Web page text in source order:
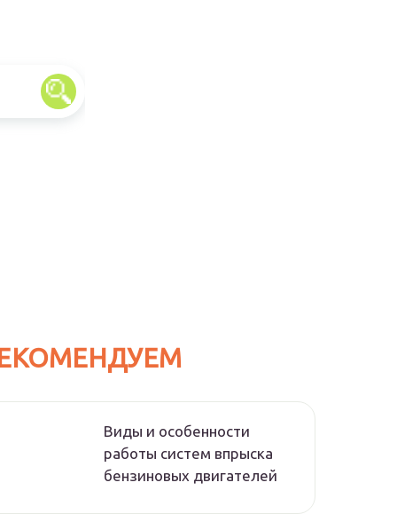
Виды и особенности
работы систем впрыска
бензиновых двигателей